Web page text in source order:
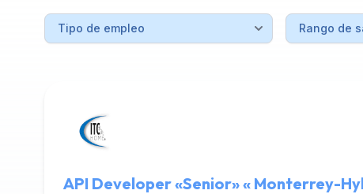
API Developer «Senior» « Monterrey-